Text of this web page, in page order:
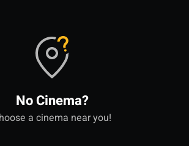
No Cinema?
a cinema near you!